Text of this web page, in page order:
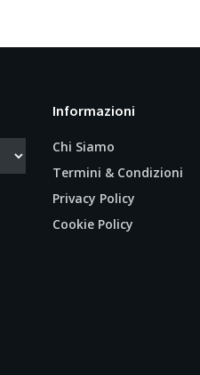
Informazioni
Chi Siamo
Termini & Condizioni
Privacy Policy
Cookie Policy